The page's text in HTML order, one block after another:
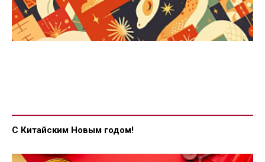
С Китайским Новым годом!